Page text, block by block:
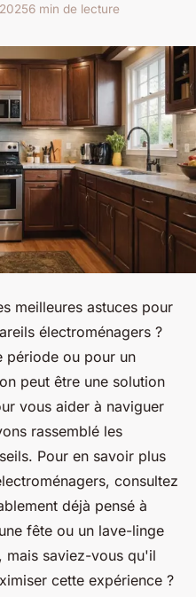
6 min de lecture
meilleures astuces pour
électroménagers ?
période ou pour un
peut être une solution
vous aider à naviguer
rassemblé les
Pour en savoir plus
consultez
déjà pensé à
fête ou un lave-linge
mais saviez-vous qu'il
cette expérience ?